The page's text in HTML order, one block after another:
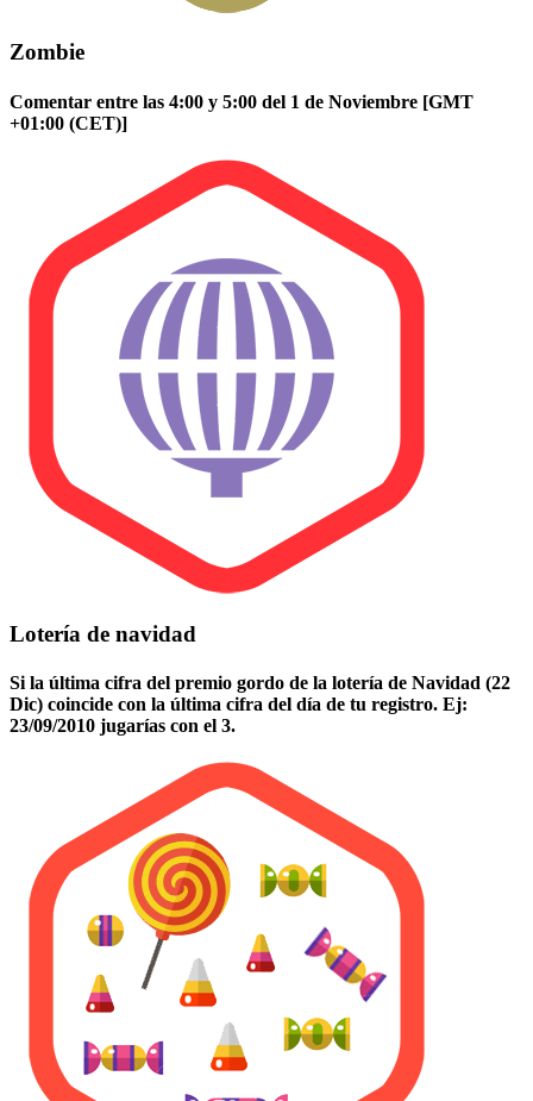
Zombie
Comentar entre las 4:00 y 5:00 del 1 de Noviembre [GMT
+01:00 (CET)]
Lotería de navidad
Si la última cifra del premio gordo de la lotería de Navidad (22
Dic) coincide con la última cifra del día de tu registro. Ej:
23/09/2010 jugarías con el 3.